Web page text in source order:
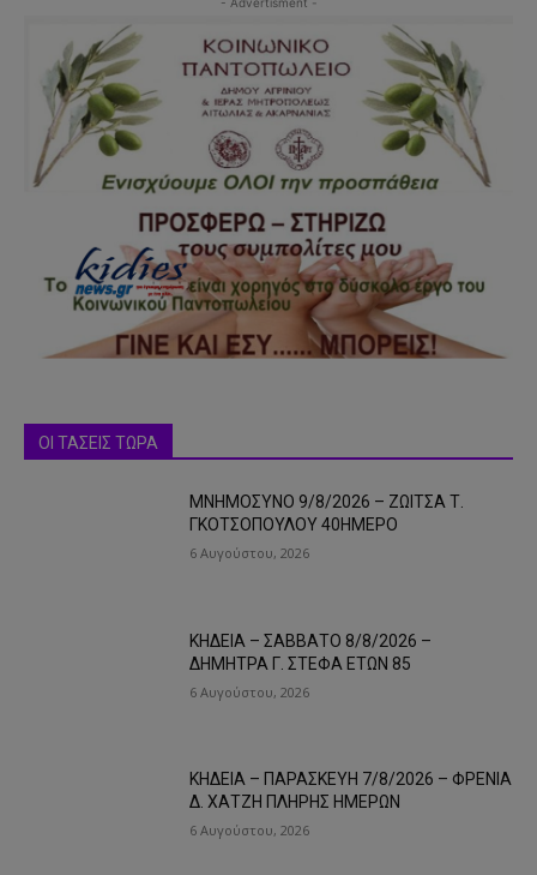
- Advertisment -
ΟΙ ΤΑΣΕΙΣ ΤΩΡΑ
ΜΝΗΜΟΣΥΝΟ 9/8/2026 – ΖΩΙΤΣΑ Τ.
ΓΚΟΤΣΟΠΟΥΛΟΥ 40ΗΜΕΡΟ
6 Αυγούστου, 2026
ΚΗΔΕΙΑ – ΣΑΒΒΑΤΟ 8/8/2026 –
ΔΗΜΗΤΡΑ Γ. ΣΤΕΦΑ ΕΤΩΝ 85
6 Αυγούστου, 2026
ΚΗΔΕΙΑ – ΠΑΡΑΣΚΕΥΗ 7/8/2026 – ΦΡΕΝΙΑ
Δ. ΧΑΤΖΗ ΠΛΗΡΗΣ ΗΜΕΡΩΝ
6 Αυγούστου, 2026